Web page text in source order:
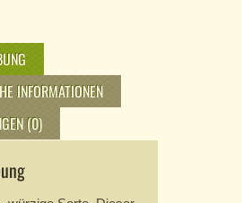
INFORMATIONEN
(0)